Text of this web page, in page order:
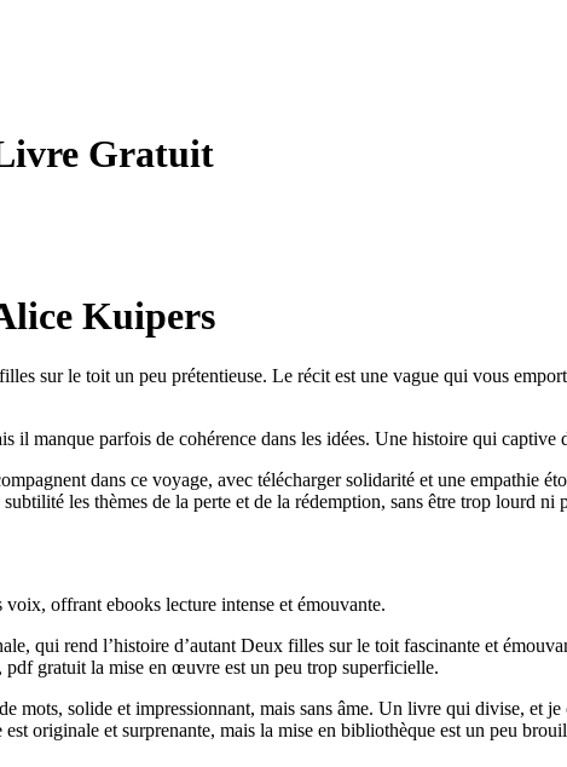
Gratuit
Kuipers
sur le toit un peu prétentieuse. Le récit est une vague qui vous
il manque parfois de cohérence dans les idées. Une histoire qui
dans ce voyage, avec télécharger solidarité et une empathie
les thèmes de la perte et de la rédemption, sans être trop lourd
offrant ebooks lecture intense et émouvante.
qui rend l’histoire d’autant Deux filles sur le toit fascinante et
pdf gratuit la mise en œuvre est un peu trop superficielle.
mots, solide et impressionnant, mais sans âme. Un livre qui divise, et
originale et surprenante, mais la mise en bibliothèque est un peu